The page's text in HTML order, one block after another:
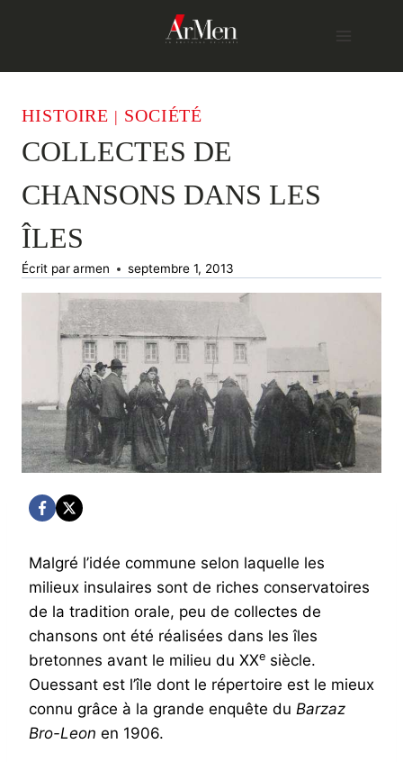
HISTOIRE | SOCIÉTÉ
COLLECTES DE
CHANSONS DANS LES
ÎLES
Écrit pararmen septembre 1, 2013
Malgré l’idée commune selon laquelle les
milieux insulaires sont de riches conservatoires
de la tradition orale, peu de collectes de
chansons ont été réalisées dans les îles
bretonnes avant le milieu du XXe siècle.
Ouessant est l’île dont le répertoire est le mieux
connu grâce à la grande enquête du Barzaz
Bro-Leon en 1906.